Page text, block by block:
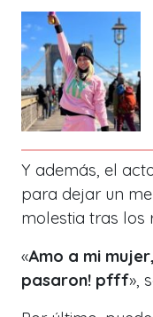
Y además, el
para dejar un
molestia tras los
«Amo a mi
pasaron! pfff»,